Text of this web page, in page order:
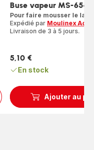
Ajouter au
Buse vapeur MS-
Pour faire mousser le lait
Expédié par Moulinex
Livraison de 3 à 5 jours.
Prix
5,10 €
En stock